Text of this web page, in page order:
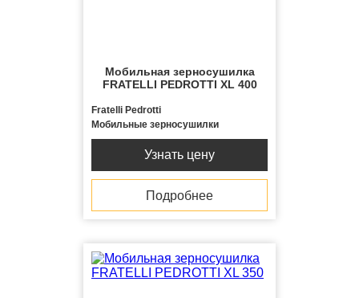
Мобильная зерносушилка
FRATELLI PЕDROTTI ХL 400
Fratelli Pedrotti
Мобильные зерносушилки
Узнать цену
Подробнее